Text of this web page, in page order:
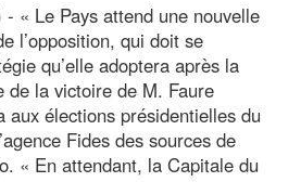
« Le Pays attend une nouvelle
l’opposition, qui doit se
qu’elle adoptera après la
de la victoire de M. Faure
aux élections présidentielles du
Fides des sources de
« En attendant, la Capitale du